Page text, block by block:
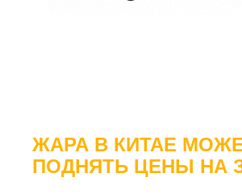
ЖАРА В КИТАЕ
ПОДНЯТЬ ЦЕНЫ НА